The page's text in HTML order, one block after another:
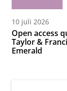
10 juli 2026
Open access
Taylor &
Emerald